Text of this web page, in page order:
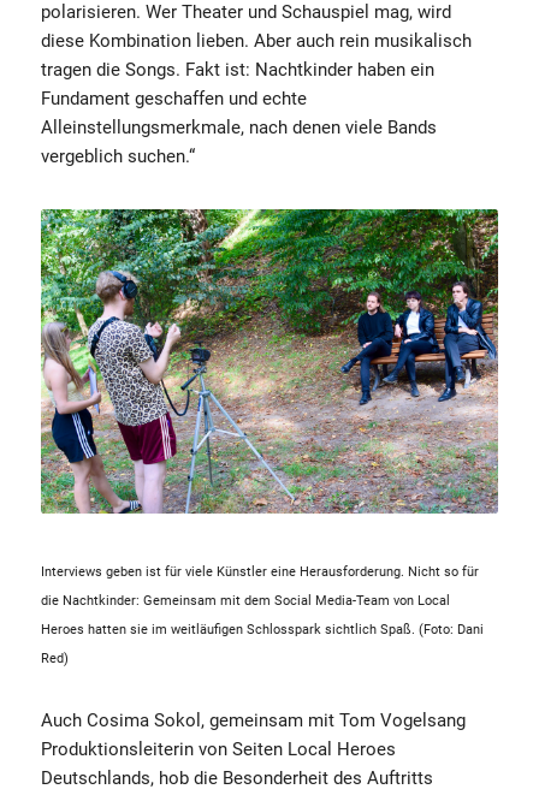
polarisieren. Wer Theater und Schauspiel mag, wird
diese Kombination lieben. Aber auch rein musikalisch
tragen die Songs. Fakt ist: Nachtkinder haben ein
Fundament geschaffen und echte
Alleinstellungsmerkmale, nach denen viele Bands
vergeblich suchen.“
Interviews geben ist für viele Künstler eine Herausforderung. Nicht so für
die Nachtkinder: Gemeinsam mit dem Social Media-Team von Local
Heroes hatten sie im weitläufigen Schlosspark sichtlich Spaß. (Foto: Dani
Red)
Auch Cosima Sokol, gemeinsam mit Tom Vogelsang
Produktionsleiterin von Seiten Local Heroes
Deutschlands, hob die Besonderheit des Auftritts